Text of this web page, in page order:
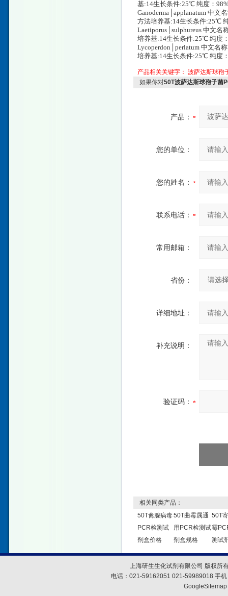
基:14生长条件:25℃ 纯度：
Ganoderma│applanatum 中文
方法培养基:14生长条件:25℃
Laetiporus│sulphureus 中文名
培养基:14生长条件:25℃ 纯度
Lycoperdon│perlatum 中文名
培养基:14生长条件:25℃ 纯度
产品相关关键字： 波萨达斯球孢
如果你对50T波萨达斯球孢子菌
产品：
您的单位：
您的姓名：
联系电话：
常用邮箱：
省份：
详细地址：
补充说明：
验证码：
相关同类产品：
50T禽腺病毒
PCR检测试
剂盒价格
50T曲霉属通
用PCR检测试
剂盒规格
50T
霉
测试
上海研生生化试剂有限公司 版权所
电话：021-59162051 021-59989018 手
GoogleSitemap